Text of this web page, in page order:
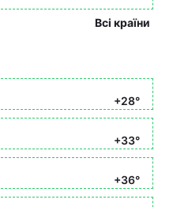
Всі країни
+28°
+33°
+36°